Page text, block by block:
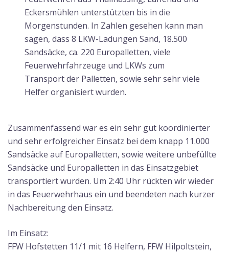
Eckersmühlen unterstützten bis in die
Morgenstunden. In Zahlen gesehen kann man
sagen, dass 8 LKW-Ladungen Sand, 18.500
Sandsäcke, ca. 220 Europalletten, viele
Feuerwehrfahrzeuge und LKWs zum
Transport der Palletten, sowie sehr sehr viele
Helfer organisiert wurden.
Zusammenfassend war es ein sehr gut koordinierter
und sehr erfolgreicher Einsatz bei dem knapp 11.000
Sandsäcke auf Europalletten, sowie weitere unbefüllte
Sandsäcke und Europalletten in das Einsatzgebiet
transportiert wurden. Um 2:40 Uhr rückten wir wieder
in das Feuerwehrhaus ein und beendeten nach kurzer
Nachbereitung den Einsatz.
Im Einsatz:
FFW Hofstetten 11/1 mit 16 Helfern, FFW Hilpoltstein,